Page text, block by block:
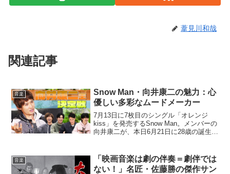
葦見川和哉
関連記事
音楽
Snow Man・向井康二の魅力：心
優しい多彩なムードメーカー
7月13日に7枚目のシングル「オレンジ
kiss」を発売するSnow Man。メンバーの
向井康二が、本日6月21日に28歳の誕生日
め印象に残っている人も多いと思う...
音楽
「映画音楽は劇の伴奏＝劇伴では
ない！」名匠・佐藤勝の傑作サン